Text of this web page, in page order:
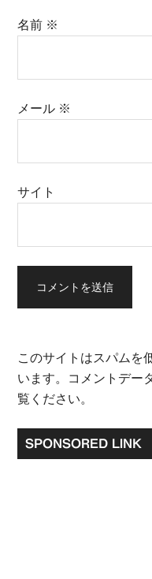
名前 ※
メール ※
サイト
このサイトはスパムを
います。 コメントデー
覧ください。
最
SPONSORED LINK